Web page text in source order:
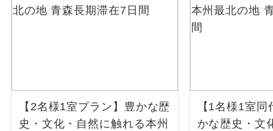
【2名様1室プラン】豊かな歴
史・文化・自然に触れる本州
【1名様1室
かな歴史・文